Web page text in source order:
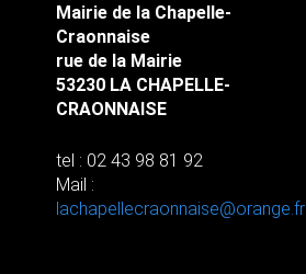
Mairie de la Chapelle-
Craonnaise
rue de la Mairie
53230 LA CHAPELLE-
CRAONNAISE
tel : 02 43 98 81 92
Mail :
lachapellecraonnaise@orange.fr